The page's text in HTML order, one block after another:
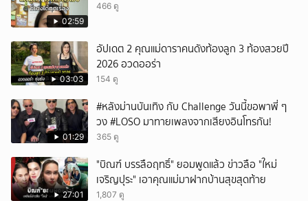
02:59
466 ดู
03:03
อัปเดต 2 คุณแม่ดาราคนดังท้องลูก 3 ท้องสวยปี
2026 อวดออร่า
154 ดู
01:29
#หลังม่านบันเทิง กับ Challenge วันนี้ขอพาพี่ ๆ
วง #LOSO มาทายเพลงจากเสียงอินโทรกัน!
365 ดู
27:01
"บิณฑ์ บรรลือฤทธิ์" ยอมพูดแล้ว ข่าวลือ "ใหม่
เจริญปุระ" เอาคุณแม่มาฝากบ้านสุขสุดท้าย
1,807 ดู